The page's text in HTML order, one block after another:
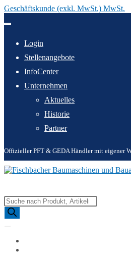
Geschäftskunde (exkl. MwSt.) MwSt.
Inhalt
Login
Stellenangebote
InfoCenter
Unternehmen
Aktuelles
Historie
Partner
Offizieller PFT & GEDA Händler mit eigener
Products
search